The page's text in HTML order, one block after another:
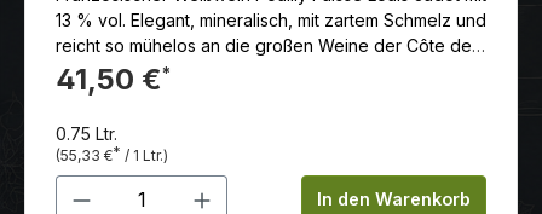
13 % vol. Elegant, mineralisch, mit zartem Schmelz und
reicht so mühelos an die großen Weine der Côte de
Beaune heran.
41,50 €*
0.75 Ltr.
(55,33 €* / 1 Ltr.)
Produkt Anzahl: Gib denIn den Warenkorb